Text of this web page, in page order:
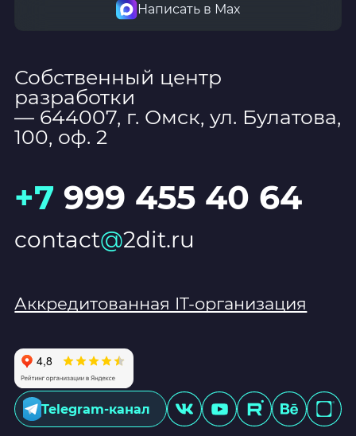
Написать в Мах
Собственный центр
разработки
— 644007, г. Омск, ул. Булатова,
100, оф. 2
+7 999 455 40 64
contact@2dit.ru
Аккредитованная IT-организация
Telegram-канал